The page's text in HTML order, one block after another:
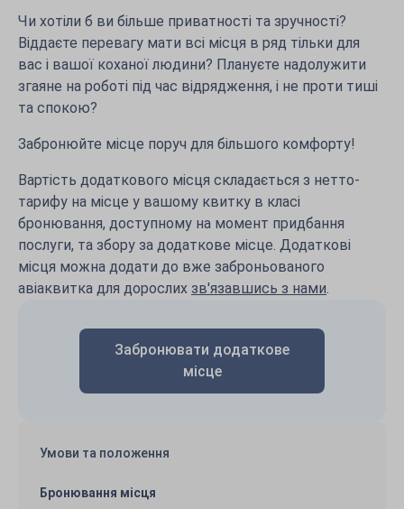
Чи хотіли б ви більше приватності та зручності?
Віддаєте перевагу мати всі місця в ряд тільки для
вас і вашої коханої людини? Плануєте надолужити
згаяне на роботі під час відрядження, і не проти тиші
та спокою?
Забронюйте місце поруч для більшого комфорту!
Вартість додаткового місця складається з нетто-
тарифу на місце у вашому квитку в класі
бронювання, доступному на момент придбання
послуги, та збору за додаткове місце. Додаткові
місця можна додати до вже заброньованого
авіаквитка для дорослих зв'язавшись з нами.
Забронювати додаткове
місце
Умови та положення
Бронювання місця